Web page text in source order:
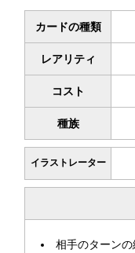
カードの種類
レアリティ
コスト
種族
イラストレーター
相手のターン